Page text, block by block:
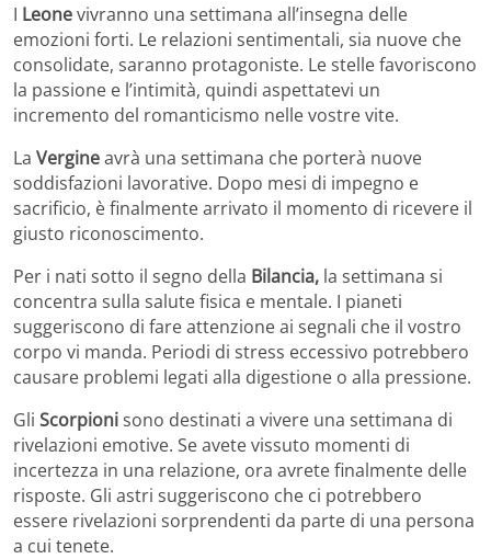
I Leonevivranno una settimana all’insegna delle
emozioni forti. Le relazioni sentimentali, sia nuove che
consolidate, saranno protagoniste. Le stelle favoriscono
la passione e l’intimità, quindi aspettatevi un
incremento del romanticismo nelle vostre vite.
La Vergineavrà una settimana che porterà nuove
soddisfazioni lavorative. Dopo mesi di impegno e
sacrificio, è finalmente arrivato il momento di ricevere il
giusto riconoscimento.
Per i nati sotto il segno della Bilancia, la settimana si
concentra sulla salute fisica e mentale. I pianeti
suggeriscono di fare attenzione ai segnali che il vostro
corpo vi manda. Periodi di stress eccessivo potrebbero
causare problemi legati alla digestione o alla pressione.
Gli Scorpionisono destinati a vivere una settimana di
rivelazioni emotive. Se avete vissuto momenti di
incertezza in una relazione, ora avrete finalmente delle
risposte. Gli astri suggeriscono che ci potrebbero
essere rivelazioni sorprendenti da parte di una persona
a cui tenete.